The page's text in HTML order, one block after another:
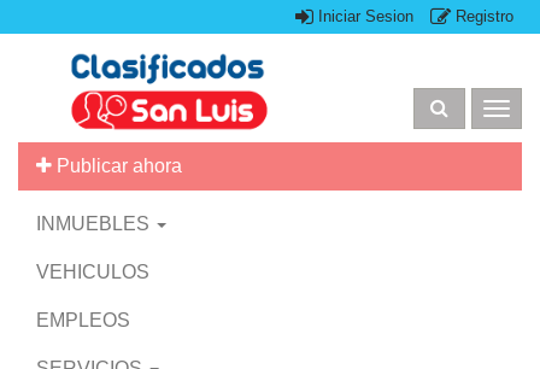
Iniciar Sesion Registro
Publicar ahora
INMUEBLES
VEHICULOS
EMPLEOS